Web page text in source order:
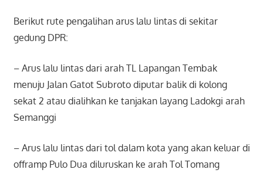
Berikut rute pengalihan arus lalu lintas di sekitar
gedung DPR:
– Arus lalu lintas dari arah TL Lapangan Tembak
menuju Jalan Gatot Subroto diputar balik di kolong
sekat 2 atau dialihkan ke tanjakan layang Ladokgi arah
Semanggi
– Arus lalu lintas dari tol dalam kota yang akan keluar di
offramp Pulo Dua diluruskan ke arah Tol Tomang